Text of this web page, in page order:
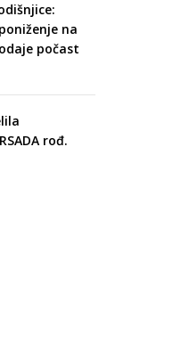
na
počast
rođ.